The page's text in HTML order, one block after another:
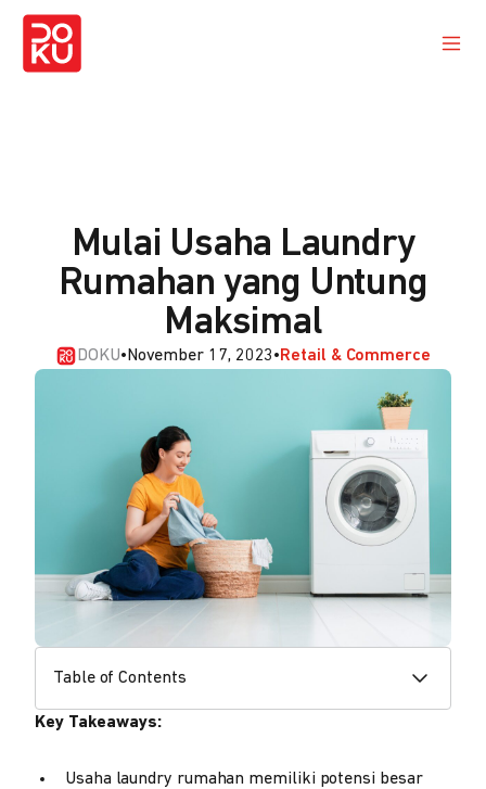
Mulai Usaha Laundry
Rumahan yang Untung
Maksimal
DOKU• November 17, 2023•Retail & Commerce
Table of Contents
Key Takeaways:
Usaha laundry rumahan memiliki potensi besar